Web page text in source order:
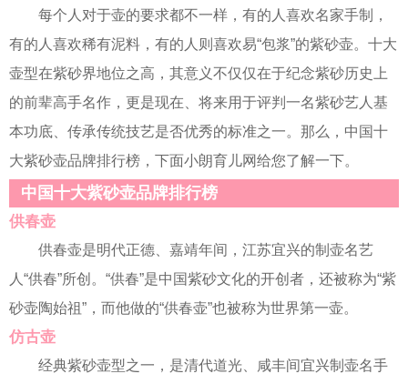
每个人对于壶的要求都不一样，有的人喜欢名家手制，
有的人喜欢稀有泥料，有的人则喜欢易“包浆”的紫砂壶。十大
壶型在紫砂界地位之高，其意义不仅仅在于纪念紫砂历史上
的前辈高手名作，更是现在、将来用于评判一名紫砂艺人基
本功底、传承传统技艺是否优秀的标准之一。那么，中国十
大紫砂壶品牌排行榜，下面小朗育儿网给您了解一下。
中国十大紫砂壶品牌排行榜
供春壶
供春壶是明代正德、嘉靖年间，江苏宜兴的制壶名艺
人“供春”所创。“供春”是中国紫砂文化的开创者，还被称为“紫
砂壶陶始祖”，而他做的“供春壶”也被称为世界第一壶。
仿古壶
经典紫砂壶型之一，是清代道光、咸丰间宜兴制壶名手